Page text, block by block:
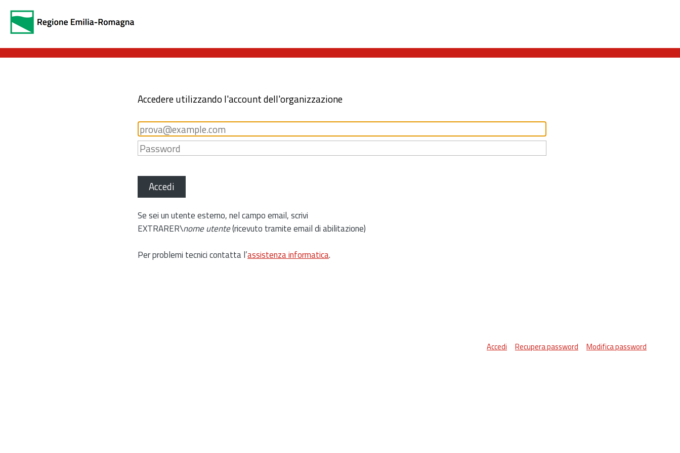
Accedere utilizzando l'account dell'organizzazione
Accedi
Se sei un utente esterno, nel campo email, scrivi
EXTRARER\nome utente(ricevuto tramite email di abilitazione)
Per problemi tecnici contatta l’assistenza informatica.
Accedi Recupera password Modifica password